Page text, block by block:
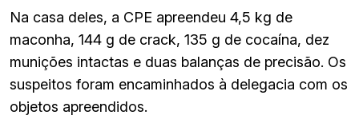
Na casa deles, a CPE apreendeu 4,5 kg de
maconha, 144 g de crack, 135 g de cocaína, dez
munições intactas e duas balanças de precisão. Os
suspeitos foram encaminhados à delegacia com os
objetos apreendidos.